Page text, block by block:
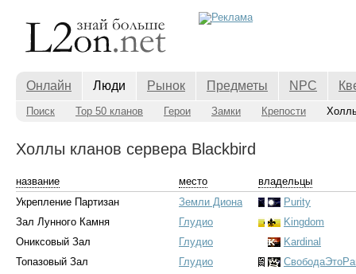
Онлайн Люди Рынок Предметы NPC
Поиск Top 50 кланов Герои Замки Крепости
Холлы кланов сервера Blackbird
название место
владельцы
Укрепление Партизан
Земли Диона
Purity
Зал Лунного Камня
Глудио
Kingdom
Ониксовый Зал
Глудио
Kardinal
Топазовый Зал
Глудио